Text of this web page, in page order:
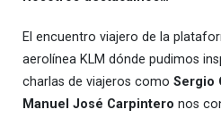
El encuentro viajero de la
aerolínea KLM dónde pudimos
charlas de viajeros como Sergio
Manuel José Carpintero nos